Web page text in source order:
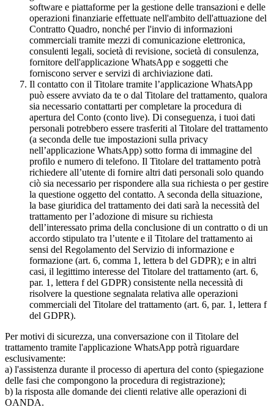
software e piattaforme per la gestione delle transazioni e delle
operazioni finanziarie effettuate nell'ambito dell'attuazione del
Contratto Quadro, nonché per l'invio di informazioni
commerciali tramite mezzi di comunicazione elettronica,
consulenti legali, società di revisione, società di consulenza,
fornitore dell'applicazione WhatsApp e soggetti che
forniscono server e servizi di archiviazione dati.
Il contatto con il Titolare tramite l’applicazione WhatsApp
può essere avviato da te o dal Titolare del trattamento, qualora
sia necessario contattarti per completare la procedura di
apertura del Conto (conto live). Di conseguenza, i tuoi dati
personali potrebbero essere trasferiti al Titolare del trattamento
(a seconda delle tue impostazioni sulla privacy
nell’applicazione WhatsApp) sotto forma di immagine del
profilo e numero di telefono. Il Titolare del trattamento potrà
richiedere all’utente di fornire altri dati personali solo quando
ciò sia necessario per rispondere alla sua richiesta o per gestire
la questione oggetto del contatto. A seconda della situazione,
la base giuridica del trattamento dei dati sarà la necessità del
trattamento per l’adozione di misure su richiesta
dell’interessato prima della conclusione di un contratto o di un
accordo stipulato tra l’utente e il Titolare del trattamento ai
sensi del Regolamento del Servizio di informazione e
formazione (art. 6, comma 1, lettera b del GDPR); e in altri
casi, il legittimo interesse del Titolare del trattamento (art. 6,
par. 1, lettera f del GDPR) consistente nella necessità di
risolvere la questione segnalata relativa alle operazioni
commerciali del Titolare del trattamento (art. 6, par. 1, lettera f
del GDPR).
Per motivi di sicurezza, una conversazione con il Titolare del
trattamento tramite l'applicazione WhatsApp potrà riguardare
esclusivamente:
a) l'assistenza durante il processo di apertura del conto (spiegazione
delle fasi che compongono la procedura di registrazione);
b) la risposta alle domande dei clienti relative alle operazioni di
OANDA.